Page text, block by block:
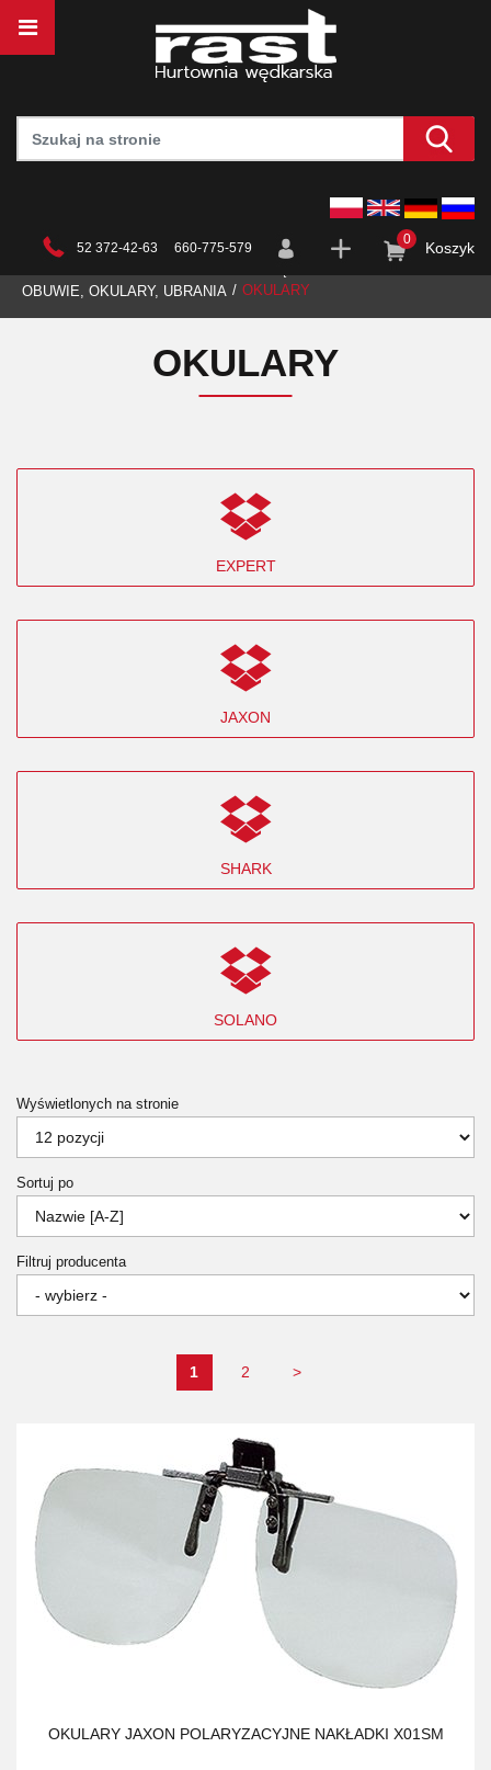
52 372-42-63 660-775-579
0 Koszyk
OBUWIE, OKULARY, UBRANIA
OKULARY
OKULARY
EXPERT
JAXON
SHARK
SOLANO
Wyświetlonych na stronie
Sortuj po
Filtruj producenta
1 2 >
OKULARY JAXON POLARYZACYJNE NAKŁADKI X01SM